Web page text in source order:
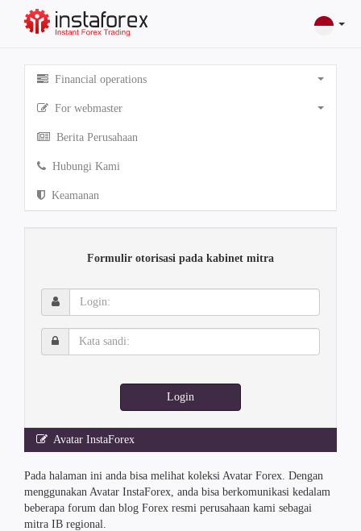
Financial operations
For webmaster
Berita Perusahaan
Hubungi Kami
Keamanan
Formulir otorisasi pada kabinet mitra
Login:
Kata
sandi:
Login
Avatar InstaForex
Pada halaman ini anda bisa melihat koleksi Avatar Forex. Dengan
menggunakan Avatar InstaForex, anda bisa berkomunikasi kedalam
beberapa forum dan blog Forex resmi perusahaan kami sebagai
mitra IB regional.